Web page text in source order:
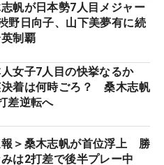
帆が日本勢7人目メジャー
日向子、山下美夢有に続
英制覇
人女子7人目の快挙なるか
着は何時ごろ？ 桑木志帆
差逆転へ
報＞桑木志帆が首位浮上 勝
は2打差で後半プレー中